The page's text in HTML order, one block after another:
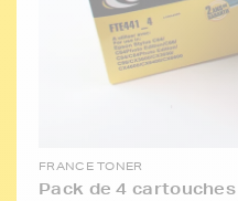
FRANCE TONER
Pack de 4